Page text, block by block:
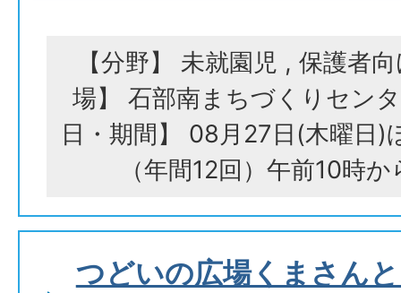
【分野】 未就園児 , 保護者
場】 石部南まちづくりセン
日・期間】 08月27日(木曜日)
（年間12回）午前10時
つどいの広場くまさん